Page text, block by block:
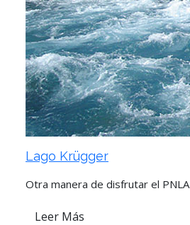
Lago Krügger
Otra manera de disfrutar el PNLA
Leer Más